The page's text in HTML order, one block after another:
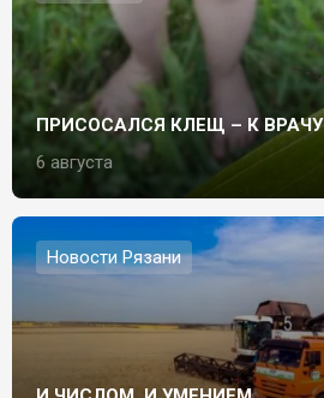
ПРИСОСАЛСЯ КЛЕЩ – К ВРАЧУ
6 августа
Новости Рязани